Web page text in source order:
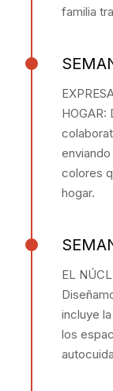
familia
colores
hogar.
EL
incluye
los